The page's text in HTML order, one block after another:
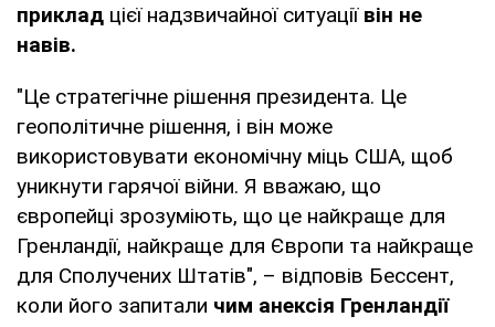
приклад цієї надзвичайної ситуації він не
навів.
"Це стратегічне рішення президента. Це
геополітичне рішення, і він може
використовувати економічну міць США, щоб
уникнути гарячої війни. Я вважаю, що
європейці зрозуміють, що це найкраще для
Гренландії, найкраще для Європи та найкраще
для Сполучених Штатів", – відповів Бессент,
коли його запитали чим анексія Гренландії